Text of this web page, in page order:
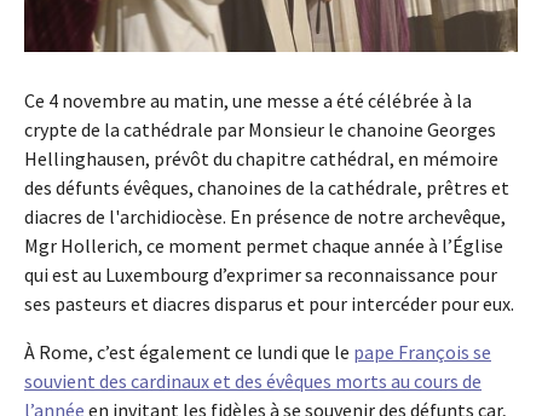
Ce 4 novembre au matin, une messe a été célébrée à la
crypte de la cathédrale par Monsieur le chanoine Georges
Hellinghausen, prévôt du chapitre cathédral, en mémoire
des défunts évêques, chanoines de la cathédrale, prêtres et
diacres de l'archidiocèse. En présence de notre archevêque,
Mgr Hollerich, ce moment permet chaque année à l’Église
qui est au Luxembourg d’exprimer sa reconnaissance pour
ses pasteurs et diacres disparus et pour intercéder pour eux.
À Rome, c’est également ce lundi que le pape François se
souvient des cardinaux et des évêques morts au cours de
l’année en invitant les fidèles à se souvenir des défunts car,